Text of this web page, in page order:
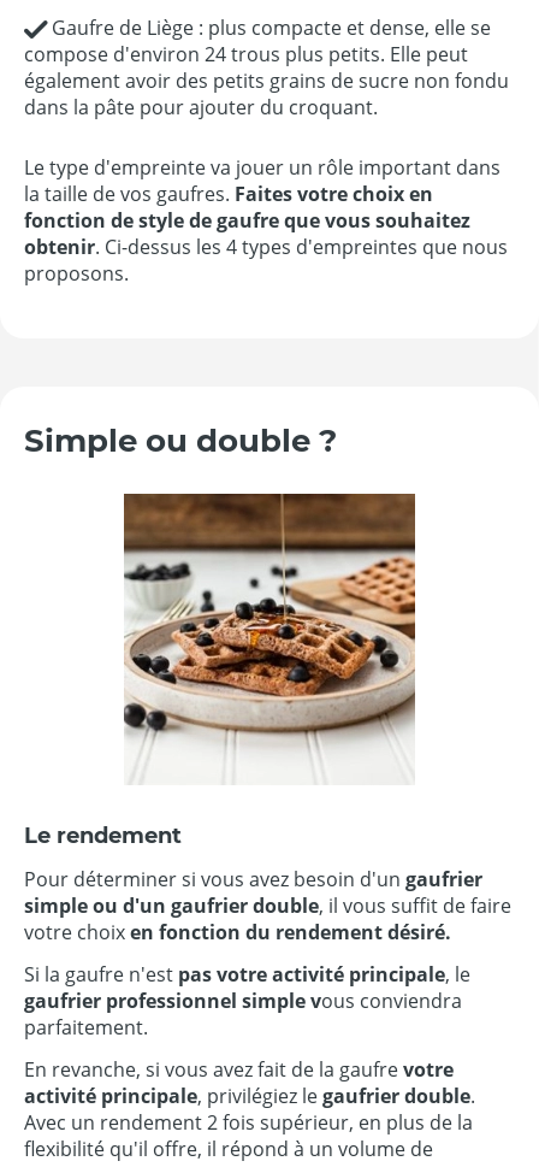
Gaufre de Liège : plus compacte et dense, elle se
compose d'environ 24 trous plus petits. Elle peut
également avoir des petits grains de sucre non fondu
dans la pâte pour ajouter du croquant.
Le type d'empreinte va jouer un rôle important dans
la taille de vos gaufres. Faites votre choix en
fonction de style de gaufre que vous souhaitez
obtenir. Ci-dessus les 4 types d'empreintes que nous
proposons.
Simple ou double ?
Le rendement
Pour déterminer si vous avez besoin d'un gaufrier
simple ou d'un gaufrier double, il vous suffit de faire
votre choixen fonction du rendement désiré.
Si la gaufre n'est pas votre activité principale, le
gaufrier professionnel simple vous conviendra
parfaitement.
En revanche, si vous avez fait de la gaufrevotre
activité principale, privilégiez legaufrier double.
Avec un rendement 2 fois supérieur, en plus de la
flexibilité qu'il offre, il répond à un volume de